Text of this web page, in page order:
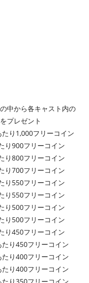
中から各キャスト内の
プレゼント
たり1,000フリーコイン
り900フリーコイン
り800フリーコイン
り700フリーコイン
り550フリーコイン
り550フリーコイン
り500フリーコイン
り500フリーコイン
り450フリーコイン
たり450フリーコイン
たり400フリーコイン
たり400フリーコイン